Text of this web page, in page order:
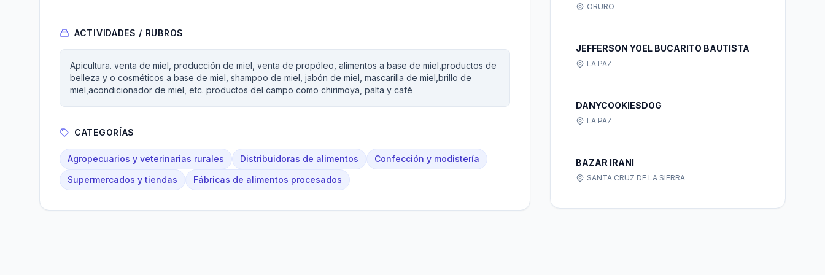
ACTIVIDADES / RUBROS
Apicultura. venta de miel, producción de miel, venta de propóleo, alimentos a base de miel,productos de
belleza y o cosméticos a base de miel, shampoo de miel, jabón de miel, mascarilla de miel,brillo de
miel,acondicionador de miel, etc. productos del campo como chirimoya, palta y café
CATEGORÍAS
Agropecuarios y veterinarias rurales Distribuidoras de alimentos
Confección y modistería
Supermercados y tiendas
Fábricas de alimentos procesados
ORURO
JEFFERSON YOEL BUCARITO BAUTISTA
LA PAZ
DANYCOOKIESDOG
LA PAZ
BAZAR IRANI
SANTA CRUZ DE LA SIERRA